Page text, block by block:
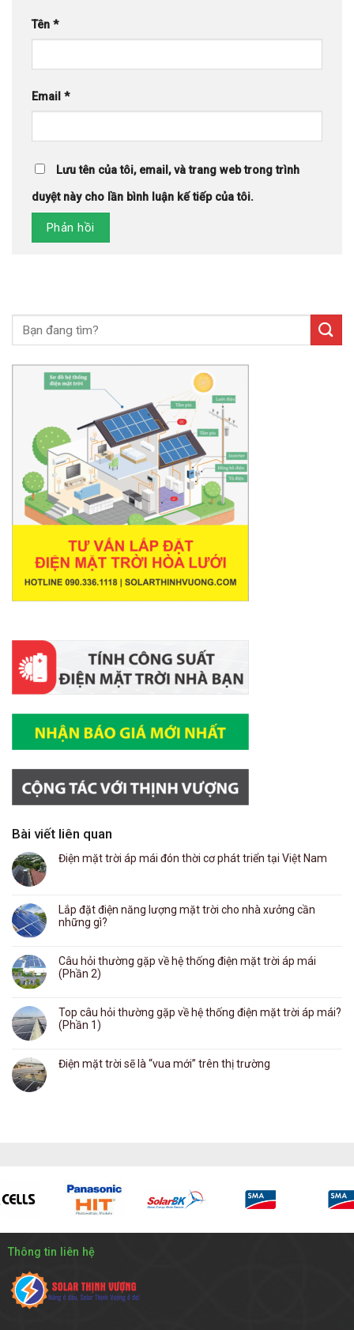
Tên *
Email *
Lưu tên của tôi, email, và trang web trong trình
duyệt này cho lần bình luận kế tiếp của tôi.
Bài viết liên quan
Điện mặt trời áp mái đón thời cơ phát triển tại Việt Nam
Lắp đặt điện năng lượng mặt trời cho nhà xưởng cần
những gì?
Câu hỏi thường gặp về hệ thống điện mặt trời áp mái
(Phần 2)
Top câu hỏi thường gặp về hệ thống điện mặt trời áp mái?
(Phần 1)
Điện mặt trời sẽ là “vua mới” trên thị trường
Thông tin liên hệ